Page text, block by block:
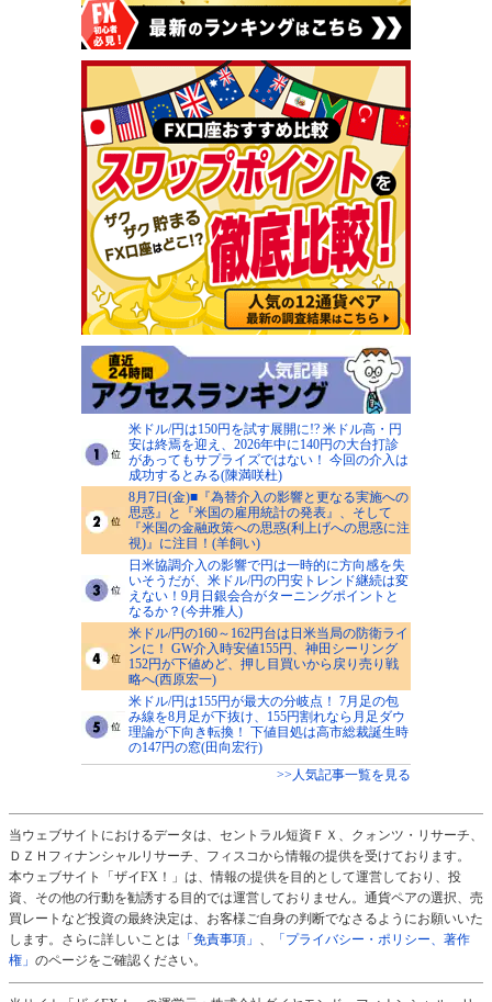
米ドル/円は150円を試す展開に!? 米ドル高・円
安は終焉を迎え、2026年中に140円の大台打診
があってもサプライズではない！ 今回の介入は
成功するとみる(陳満咲杜)
8月7日(金)■『為替介入の影響と更なる実施への
思惑』と『米国の雇用統計の発表』、そして
『米国の金融政策への思惑(利上げへの思惑に注
視)』に注目！(羊飼い)
日米協調介入の影響で円は一時的に方向感を失
いそうだが、米ドル/円の円安トレンド継続は変
えない！9月日銀会合がターニングポイントと
なるか？(今井雅人)
米ドル/円の160～162円台は日米当局の防衛ライ
ンに！ GW介入時安値155円、神田シーリング
152円が下値めど、押し目買いから戻り売り戦
略へ(西原宏一)
米ドル/円は155円が最大の分岐点！ 7月足の包
み線を8月足が下抜け、155円割れなら月足ダウ
理論が下向き転換！ 下値目処は高市総裁誕生時
の147円の窓(田向宏行)
>>人気記事一覧を見る
当ウェブサイトにおけるデータは、セントラル短資ＦＸ、クォンツ・リサーチ、
ＤＺＨフィナンシャルリサーチ、フィスコから情報の提供を受けております。
本ウェブサイト「ザイFX！」は、情報の提供を目的として運営しており、投
資、その他の行動を勧誘する目的では運営しておりません。通貨ペアの選択、売
買レートなど投資の最終決定は、お客様ご自身の判断でなさるようにお願いいた
します。さらに詳しいことは 「免責事項」 、
「プライバシー・ポリシー、著作
権」 のページをご確認ください。